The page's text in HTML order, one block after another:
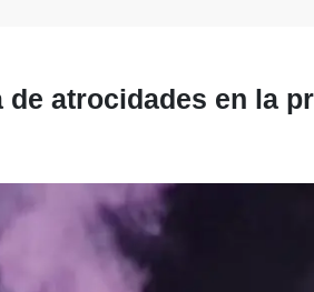
atrocidades en la